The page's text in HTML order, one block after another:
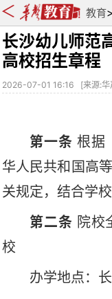
教育>
长沙幼儿师范
高校招生章程
2026-07-01 16:16 [来源:华
第一条 根据
华人民共和国高
关规定，结合学校
第二条 院校
校
办学地点：